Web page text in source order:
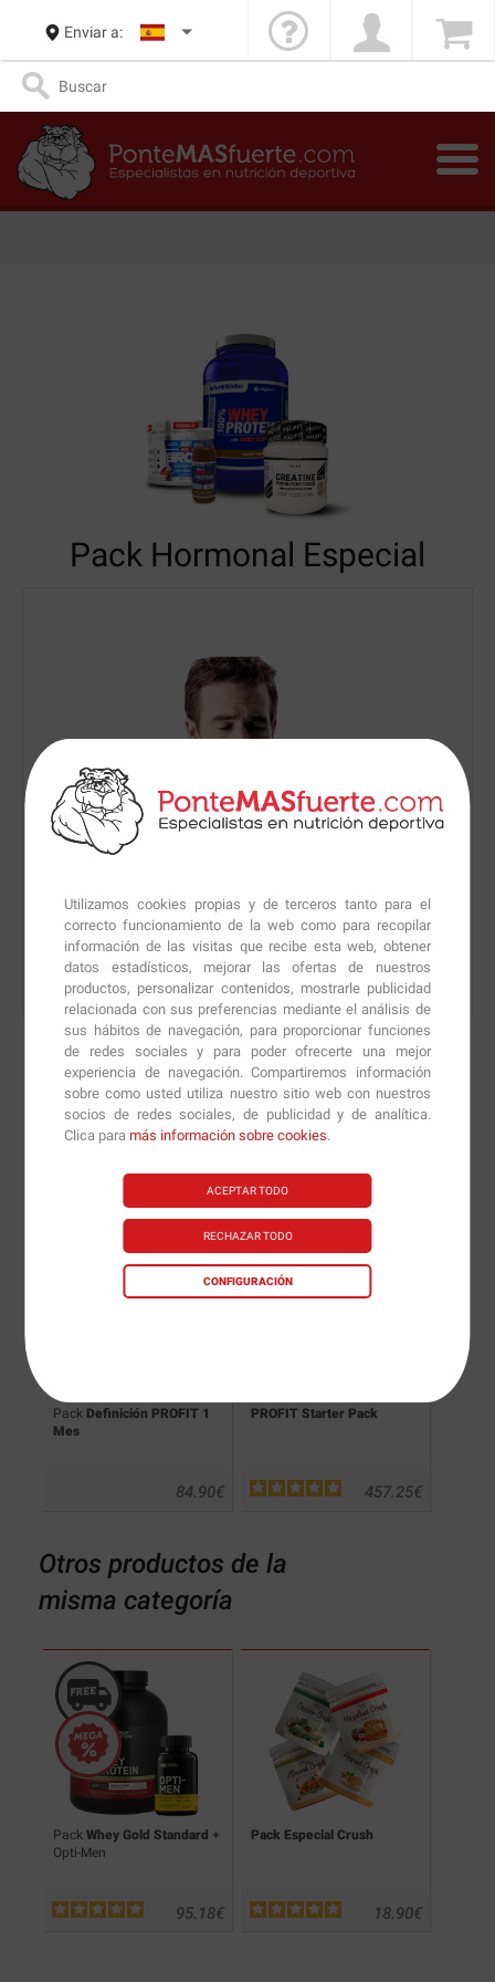
Utilizamos cookies propias y de terceros tanto para el
correcto funcionamiento de la web como para recopilar
información de las visitas que recibe esta web, obtener
datos estadísticos, mejorar las ofertas de nuestros
productos, personalizar contenidos, mostrarle publicidad
relacionada con sus preferencias mediante el análisis de
sus hábitos de navegación, para proporcionar funciones
de redes sociales y para poder ofrecerte una mejor
experiencia de navegación. Compartiremos información
sobre como usted utiliza nuestro sitio web con nuestros
socios de redes sociales, de publicidad y de analítica.
Clica paramás información sobre cookies.
ACEPTAR TODO
RECHAZAR TODO
CONFIGURACIÓN
Enviar a:
Pack Hormonal Especial
Nuevas versiones y
recomendaciones de
nuestros nutricionistas.
Pack Definición PROFIT 1
Mes
€
84.90
PROFIT Starter Pack
€
457.25
Otros productos de la
misma categoría
Pack Whey Gold Standard +
Opti-Men
€
95.18
Pack Especial Crush
€
18.90